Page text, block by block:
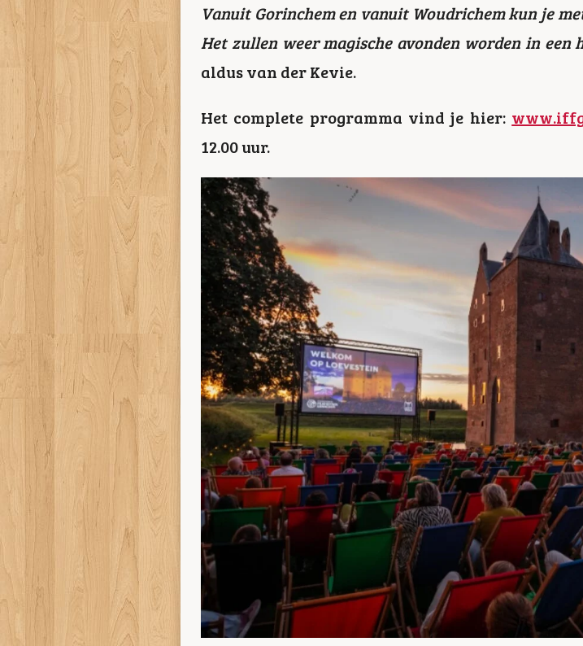
Vanuit Gorinchem en vanuit Woudrichem kun je
Het zullen weer magische avonden worden in een
aldus van der Kevie.
Het complete programma vind je hier:
12.00 uur.